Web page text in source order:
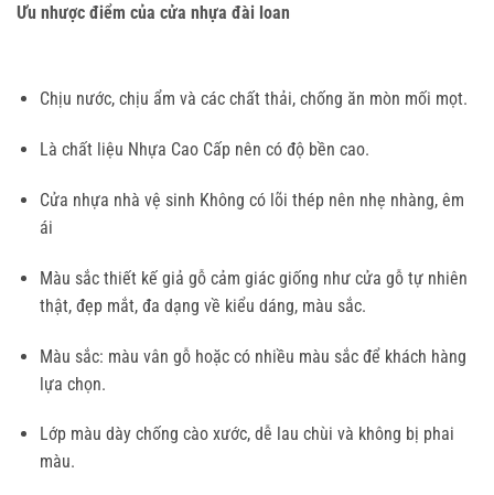
Ưu nhược điểm của cửa nhựa đài loan
Chịu nước, chịu ẩm và các chất thải, chống ăn mòn mối mọt.
Là chất liệu Nhựa Cao Cấp nên có độ bền cao.
Cửa nhựa nhà vệ sinh Không có lõi thép nên nhẹ nhàng, êm
ái
Màu sắc thiết kế giả gỗ cảm giác giống như cửa gỗ tự nhiên
thật, đẹp mắt, đa dạng về kiểu dáng, màu sắc.
Màu sắc: màu vân gỗ hoặc có nhiều màu sắc để khách hàng
lựa chọn.
Lớp màu dày chống cào xước, dễ lau chùi và không bị phai
màu.